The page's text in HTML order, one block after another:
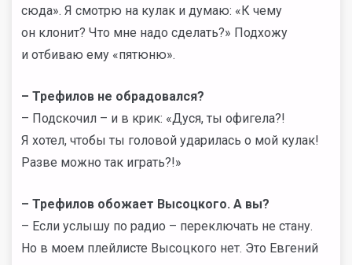
сюда». Я смотрю на кулак и думаю: «К чему
он клонит? Что мне надо сделать?» Подхожу
и отбиваю ему «пятюню».
– Трефилов не обрадовался?
– Подскочил – и в крик: «Дуся, ты офигела?!
Я хотел, чтобы ты головой ударилась о мой кулак!
Разве можно так играть?!»
– Трефилов обожает Высоцкого. А вы?
– Если услышу по радио – переключать не стану.
Но в моем плейлисте Высоцкого нет. Это Евгений